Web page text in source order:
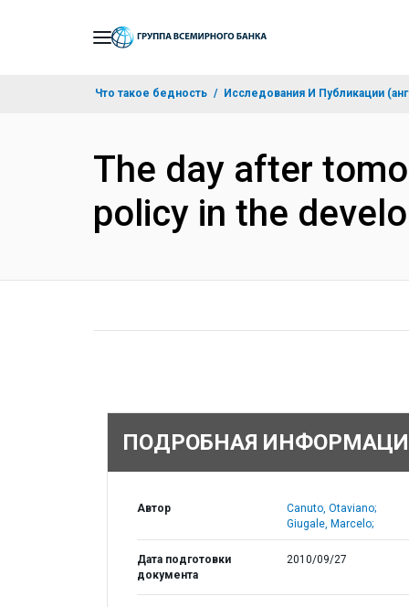
Что такое бедность Исследования И Публикации
The day after
policy in the
ПОДРОБНАЯ
Автор
Canuto, Otaviano;
Giugale, Marcelo;
Дата подготовки
документа
2010/09/27